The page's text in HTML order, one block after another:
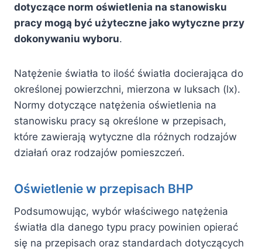
dotyczące norm oświetlenia na stanowisku
pracy mogą być użyteczne jako wytyczne przy
dokonywaniu wyboru.
Natężenie światła to ilość światła docierająca do
określonej powierzchni, mierzona w luksach (lx).
Normy dotyczące natężenia oświetlenia na
stanowisku pracy są określone w przepisach,
które zawierają wytyczne dla różnych rodzajów
działań oraz rodzajów pomieszczeń.
Oświetlenie w przepisach BHP
Podsumowując, wybór właściwego natężenia
światła dla danego typu pracy powinien opierać
się na przepisach oraz standardach dotyczących